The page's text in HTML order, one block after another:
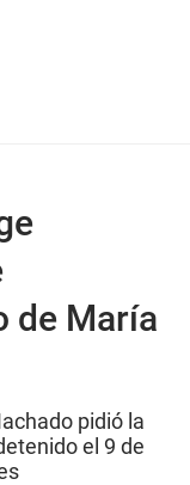
de María
pidió la
el 9 de